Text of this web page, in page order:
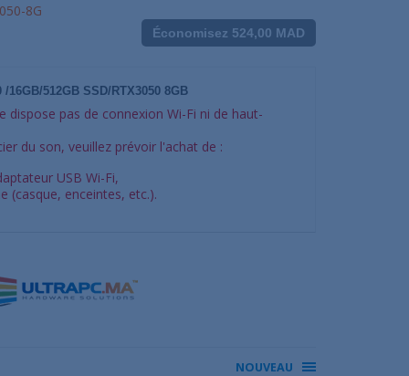
8G
Économisez 524,00 MAD
16GB/512GB SSD/RTX3050 8GB
dispose pas de connexion Wi-Fi ni de haut-
du son, veuillez prévoir l'achat de :
USB Wi-Fi,
(casque, enceintes, etc.).
NOUVEAU